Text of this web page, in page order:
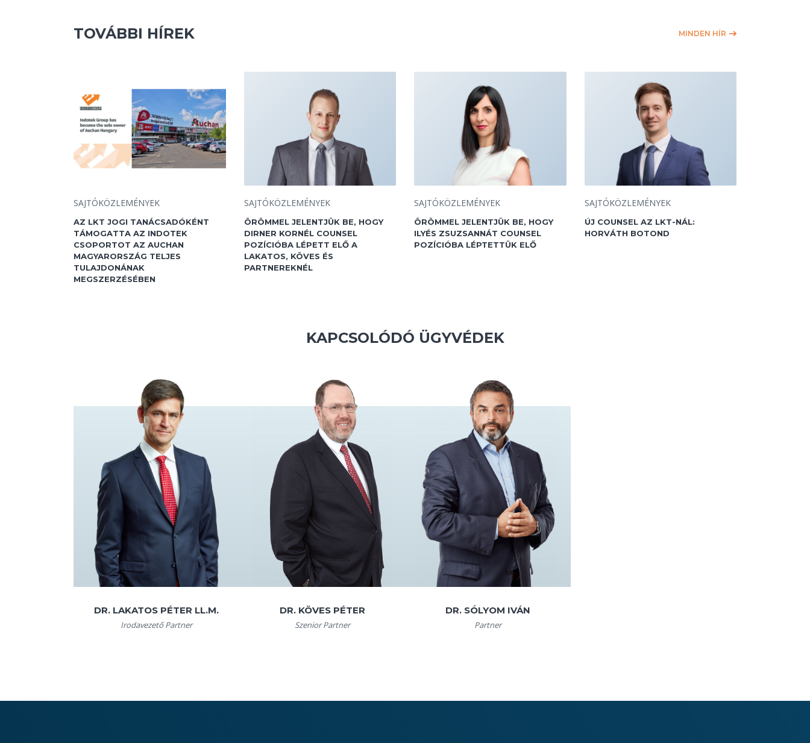
TOVÁBBI HÍREK MINDEN HÍR
SAJTÓKÖZLEMÉNYEK
AZ LKT JOGI TANÁCSADÓKÉNT
TÁMOGATTA AZ INDOTEK
CSOPORTOT AZ AUCHAN
MAGYARORSZÁG TELJES
TULAJDONÁNAK
MEGSZERZÉSÉBEN
SAJTÓKÖZLEMÉNYEK
ÖRÖMMEL JELENTJÜK BE, HOGY
DIRNER KORNÉL COUNSEL
POZÍCIÓBA LÉPETT ELŐ A
LAKATOS, KÖVES ÉS
PARTNEREKNÉL
SAJTÓKÖZLEMÉNYEK
ÖRÖMMEL JELENTJÜK BE, HOGY
ILYÉS ZSUZSANNÁT COUNSEL
POZÍCIÓBA LÉPTETTÜK ELŐ
SAJTÓKÖZLEMÉNYEK
ÚJ COUNSEL AZ LKT-NÁL:
HORVÁTH BOTOND
KAPCSOLÓDÓ ÜGYVÉDEK
DR. LAKATOS PÉTER LL.M.
Irodavezető Partner
DR. KÖVES PÉTER
Szenior Partner
DR. SÓLYOM IVÁN
Partner